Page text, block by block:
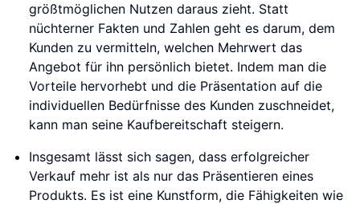
größtmöglichen Nutzen daraus zieht. Statt
nüchterner Fakten und Zahlen geht es darum, dem
Kunden zu vermitteln, welchen Mehrwert das
Angebot für ihn persönlich bietet. Indem man die
Vorteile hervorhebt und die Präsentation auf die
individuellen Bedürfnisse des Kunden zuschneidet,
kann man seine Kaufbereitschaft steigern.
Insgesamt lässt sich sagen, dass erfolgreicher
Verkauf mehr ist als nur das Präsentieren eines
Produkts. Es ist eine Kunstform, die Fähigkeiten wie